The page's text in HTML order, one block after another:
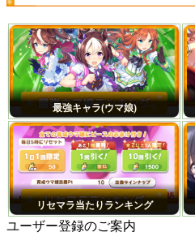
最強キャラ(ウマ娘)
リセマラ当たりランキング
ユーザー登録のご案内